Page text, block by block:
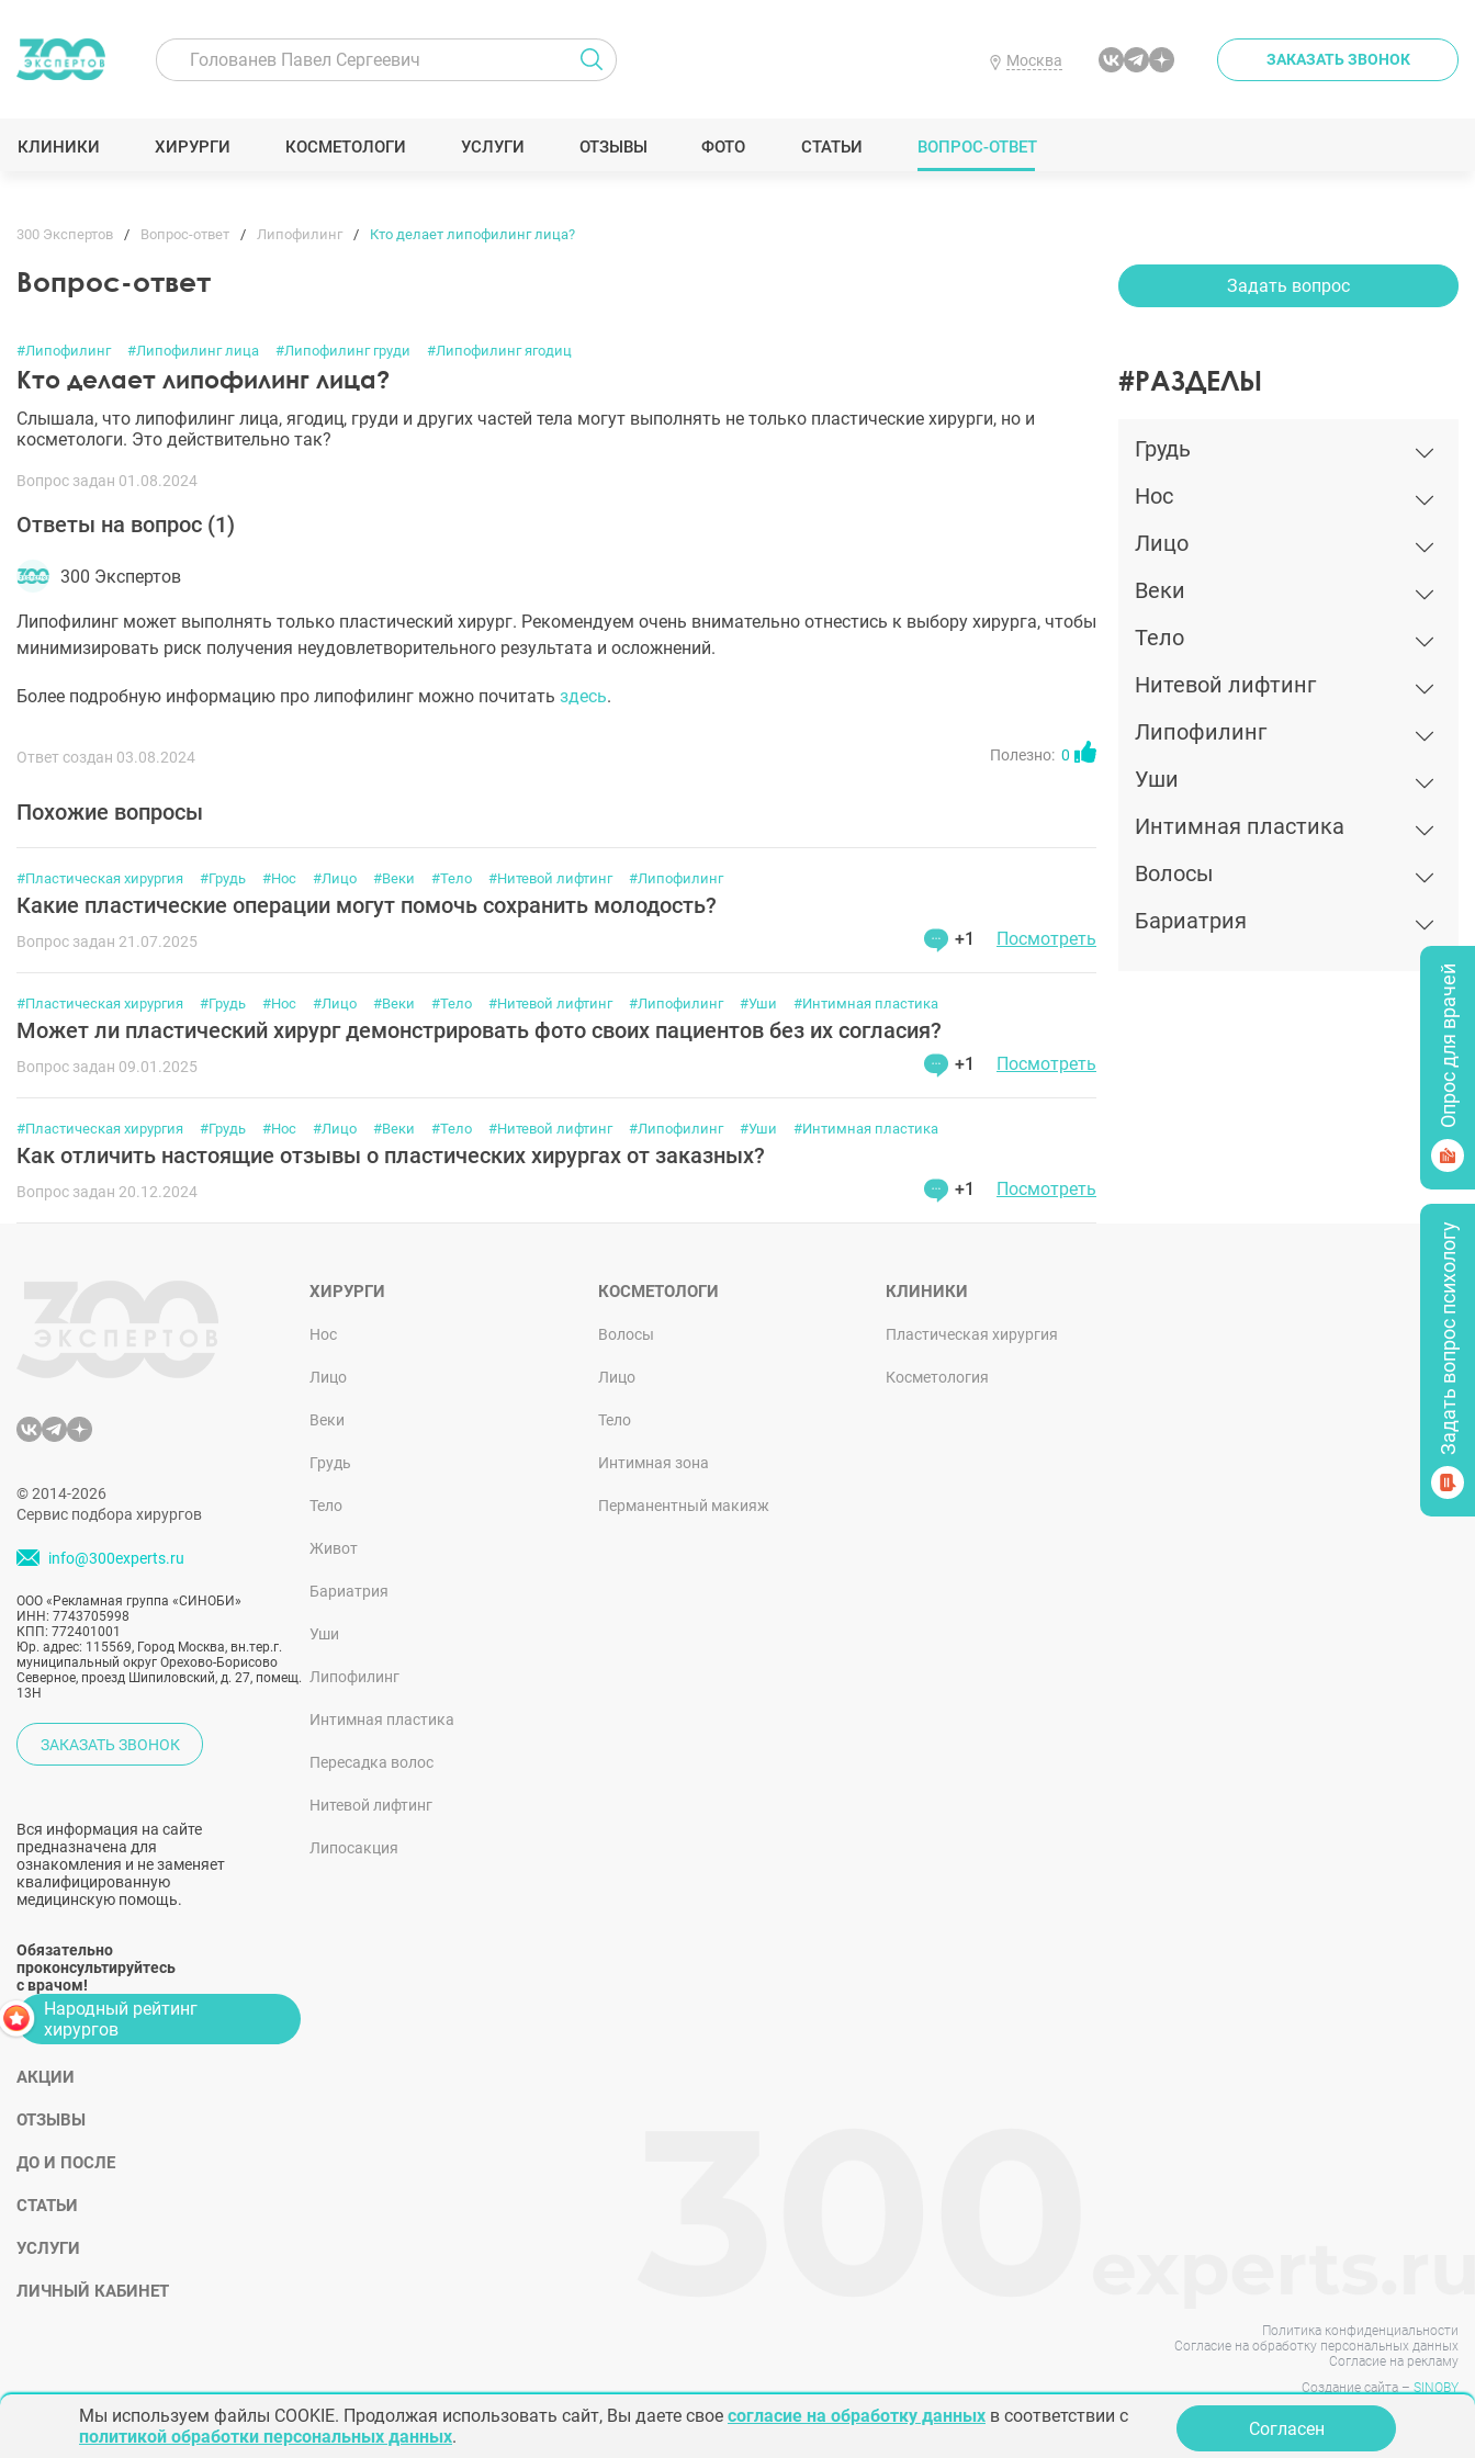
Москва ЗАКАЗАТЬ ЗВОНОК
КЛИНИКИ ХИРУРГИ КОСМЕТОЛОГИ УСЛУГИ ОТЗЫВЫ ФОТО СТАТЬИ ВОПРОС-ОТВЕТ
300 Экспертов Вопрос-ответ Липофилинг Кто делает липофилинг лица?
Вопрос-ответ
#Липофилинг #Липофилинг лица #Липофилинг груди #Липофилинг ягодиц
Кто делает липофилинг лица?
Слышала, что липофилинг лица, ягодиц, груди и других частей тела могут выполнять не только пластические хирурги, но и
косметологи. Это действительно так?
Вопрос задан 01.08.2024
Ответы на вопрос (1)
300 Экспертов
Липофилинг может выполнять только пластический хирург. Рекомендуем очень внимательно отнестись к выбору хирурга, чтобы
минимизировать риск получения неудовлетворительного результата и осложнений.
Более подробную информацию про липофилинг можно почитать здесь.
Ответ создан 03.08.2024 Полезно: 0
Похожие вопросы
#Пластическая хирургия #Грудь #Нос #Лицо #Веки #Тело #Нитевой лифтинг #Липофилинг
Какие пластические операции могут помочь сохранить молодость?
Вопрос задан 21.07.2025 +1 Посмотреть
#Пластическая хирургия #Грудь #Нос #Лицо #Веки #Тело #Нитевой лифтинг #Липофилинг #Уши #Интимная пластика
Может ли пластический хирург демонстрировать фото своих пациентов без их согласия?
Вопрос задан 09.01.2025 +1 Посмотреть
#Пластическая хирургия #Грудь #Нос #Лицо #Веки #Тело #Нитевой лифтинг #Липофилинг #Уши #Интимная пластика
Как отличить настоящие отзывы о пластических хирургах от заказных?
Вопрос задан 20.12.2024 +1 Посмотреть
Задать вопрос
#РАЗДЕЛЫ
Грудь
Нос
Лицо
Веки
Тело
Нитевой лифтинг
Липофилинг
Уши
Интимная пластика
Волосы
Бариатрия
© 2014-2026
Сервис подбора хирургов
info@300experts.ru
ООО «Рекламная группа «СИНОБИ»
ИНН: 7743705998
КПП: 772401001
Юр. адрес: 115569, Город Москва, вн.тер.г.
муниципальный округ Орехово-Борисово
Северное, проезд Шипиловский, д. 27, помещ.
13Н
ЗАКАЗАТЬ ЗВОНОК
Вся информация на сайте
предназначена для
ознакомления и не заменяет
квалифицированную
медицинскую помощь.
Обязательно
проконсультируйтесь
с врачом!
ХИРУРГИ
Нос
Лицо
Веки
Грудь
Тело
Живот
Бариатрия
Уши
Липофилинг
Интимная пластика
Пересадка волос
Нитевой лифтинг
Липосакция
КОСМЕТОЛОГИ
Волосы
Лицо
Тело
Интимная зона
Перманентный макияж
КЛИНИКИ
Пластическая хирургия
Косметология
Народный рейтинг
хирургов
АКЦИИ
ОТЗЫВЫ
ДО И ПОСЛЕ
СТАТЬИ
УСЛУГИ
ЛИЧНЫЙ КАБИНЕТ
Политика конфиденциальности
Согласие на обработку персональных данных
Согласие на рекламу
Создание сайта –SINOBY
Мы используем файлы COOKIE. Продолжая использовать сайт, Вы даете свое согласие на обработку данных в соответствии с
политикой обработки персональных данных. Согласен
Опрос для врачей
Задать вопрос психологу